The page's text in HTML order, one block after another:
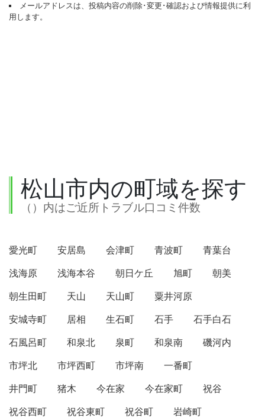
メールアドレスは、投稿内容の削除･変更･確認および情報提供に利
用します。
松山市内の町域を探す
（）内はご近所トラブル口コミ件数
愛光町 安居島 会津町 青波町
青葉台
浅海原
浅海本谷 朝日ケ丘 旭町
朝美
朝生田町
天山 天山町
粟井河原
安城寺町
居相 生石町 石手
石手白石
石風呂町
和泉北 泉町 和泉南
磯河内
市坪北
市坪西町 市坪南
一番町
井門町
猪木 今在家 今在家町
祝谷
祝谷西町
祝谷東町 祝谷町 岩崎町